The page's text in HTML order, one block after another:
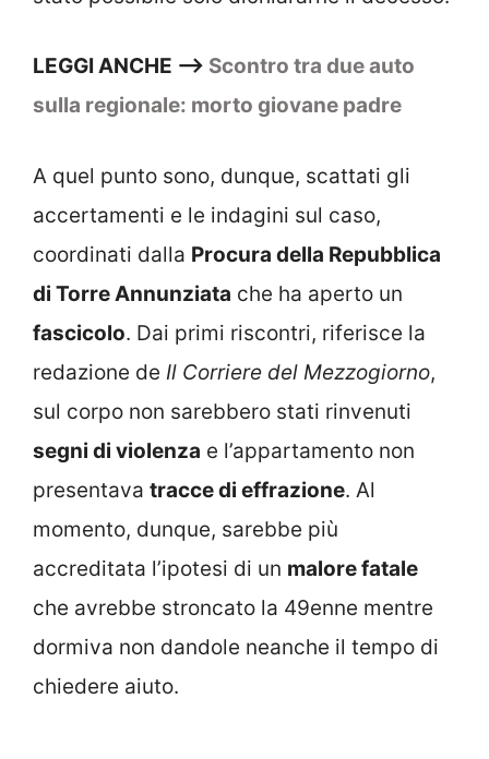
LEGGI ANCHE —> Scontro tra due auto
sulla regionale: morto giovane padre
A quel punto sono, dunque, scattati gli
accertamenti e le indagini sul caso,
coordinati dalla Procura della Repubblica
di Torre Annunziata che ha aperto un
fascicolo. Dai primi riscontri, riferisce la
redazione de Il Corriere del Mezzogiorno,
sul corpo non sarebbero stati rinvenuti
segni di violenza e l’appartamento non
presentava tracce di effrazione. Al
momento, dunque, sarebbe più
accreditata l’ipotesi di un malore fatale
che avrebbe stroncato la 49enne mentre
dormiva non dandole neanche il tempo di
chiedere aiuto.